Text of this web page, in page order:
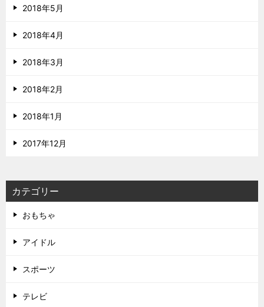
2018年5月
2018年4月
2018年3月
2018年2月
2018年1月
2017年12月
カテゴリー
おもちゃ
アイドル
スポーツ
テレビ